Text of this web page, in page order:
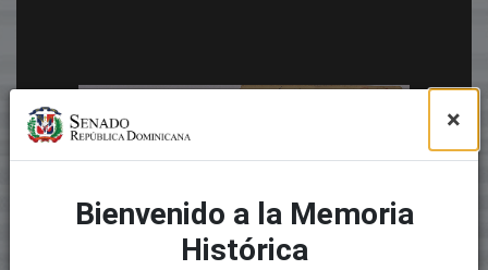
×
Bienvenido a la Memoria
Histórica